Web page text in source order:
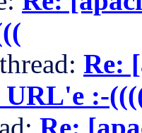
Re:
URL'e :-
Re: